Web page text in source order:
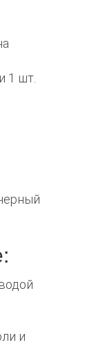
1 шт.
и